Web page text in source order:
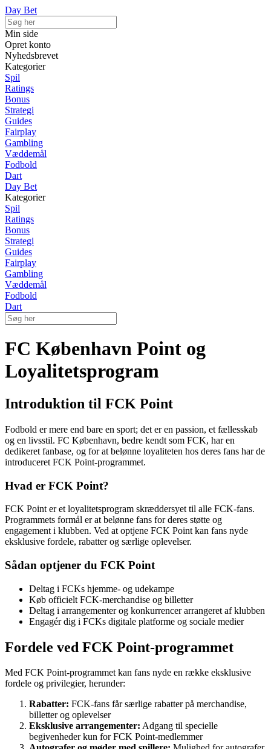
Day Bet
Min side
Opret konto
Nyhedsbrevet
Kategorier
Spil
Ratings
Bonus
Strategi
Guides
Fairplay
Gambling
Væddemål
Fodbold
Dart
Day Bet
Kategorier
Spil
Ratings
Bonus
Strategi
Guides
Fairplay
Gambling
Væddemål
Fodbold
Dart
FC København Point og
Loyalitetsprogram
Introduktion til FCK Point
Fodbold er mere end bare en sport; det er en passion, et fællesskab
og en livsstil. FC København, bedre kendt som FCK, har en
dedikeret fanbase, og for at belønne loyaliteten hos deres fans har de
introduceret FCK Point-programmet.
Hvad er FCK Point?
FCK Point er et loyalitetsprogram skræddersyet til alle FCK-fans.
Programmets formål er at belønne fans for deres støtte og
engagement i klubben. Ved at optjene FCK Point kan fans nyde
eksklusive fordele, rabatter og særlige oplevelser.
Sådan optjener du FCK Point
Deltag i FCKs hjemme- og udekampe
Køb officielt FCK-merchandise og billetter
Deltag i arrangementer og konkurrencer arrangeret af klubben
Engagér dig i FCKs digitale platforme og sociale medier
Fordele ved FCK Point-programmet
Med FCK Point-programmet kan fans nyde en række eksklusive
fordele og privilegier, herunder:
Rabatter: FCK-fans får særlige rabatter på merchandise,
billetter og oplevelser
Eksklusive arrangementer: Adgang til specielle
begivenheder kun for FCK Point-medlemmer